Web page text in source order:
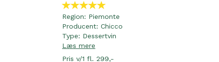
Region: Piemonte
Producent: Chicco
Type: Dessertvin
Læs mere
Pris v/1 fl. 299,-